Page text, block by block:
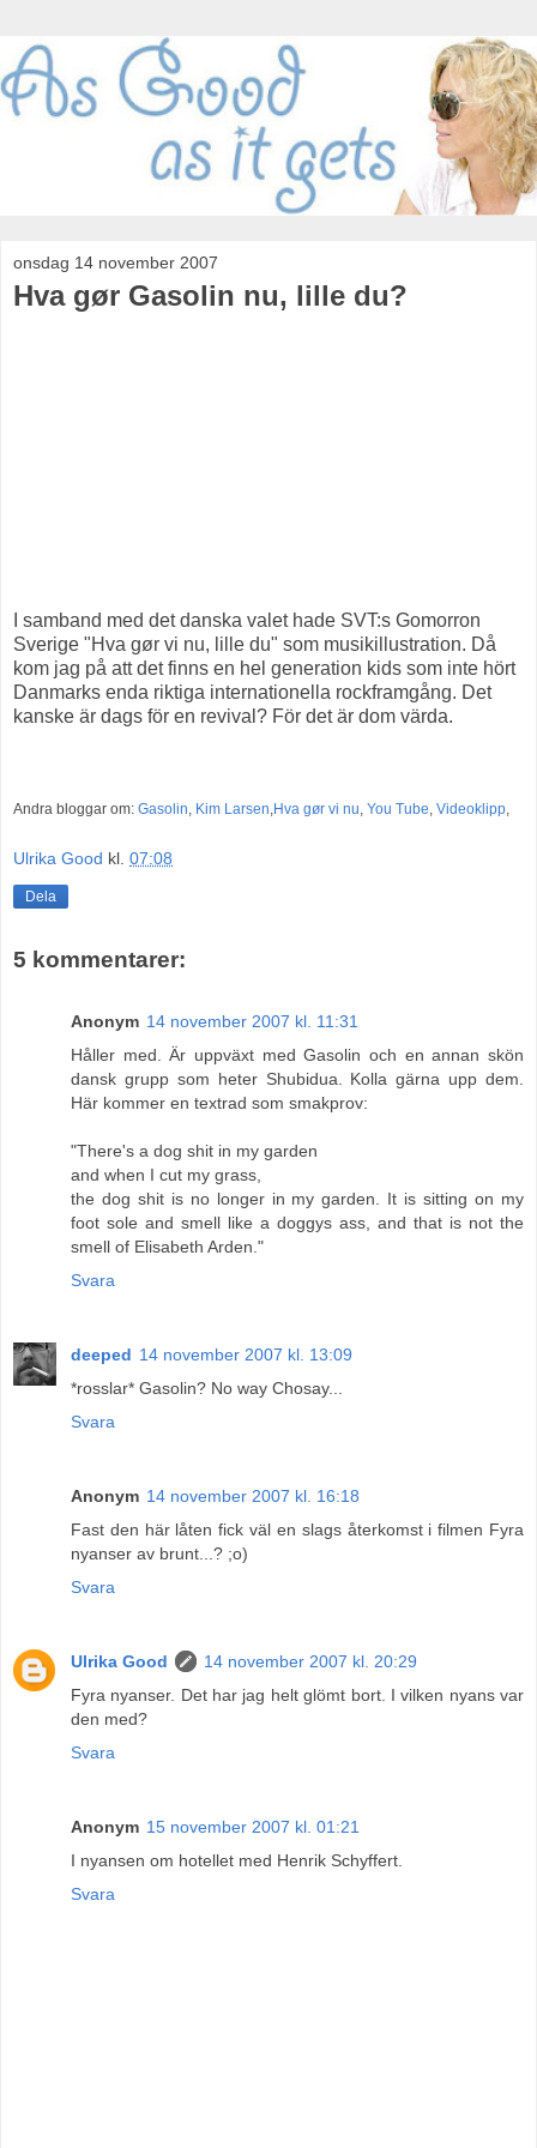
onsdag 14 november 2007
Hva gør Gasolin nu, lille du?
I samband med det danska valet hade SVT:s Gomorron
Sverige "Hva gør vi nu, lille du" som musikillustration. Då
kom jag på att det finns en hel generation kids som inte hört
Danmarks enda riktiga internationella rockframgång. Det
kanske är dags för en revival? För det är dom värda.
Andra bloggar om: Gasolin Kim Larsen Hva gør vi nu You Tube Videoklipp
Ulrika Good kl. 07:08
Dela
5 kommentarer:
Anonym 14 november 2007 kl. 11:31
Håller med. Är uppväxt med Gasolin och en annan skön
dansk grupp som heter Shubidua. Kolla gärna upp dem.
Här kommer en textrad som smakprov:
"There's a dog shit in my garden
and when I cut my grass,
the dog shit is no longer in my garden. It is sitting on my
foot sole and smell like a doggys ass, and that is not the
smell of Elisabeth Arden."
Svara
deeped 14 november 2007 kl. 13:09
*rosslar* Gasolin? No way Chosay...
Svara
Anonym 14 november 2007 kl. 16:18
Fast den här låten fick väl en slags återkomst i filmen Fyra
nyanser av brunt...? ;o)
Svara
Ulrika Good
14 november 2007 kl. 20:29
Fyra nyanser. Det har jag helt glömt bort. I vilken nyans var
den med?
Svara
Anonym 15 november 2007 kl. 01:21
I nyansen om hotellet med Henrik Schyffert.
Svara